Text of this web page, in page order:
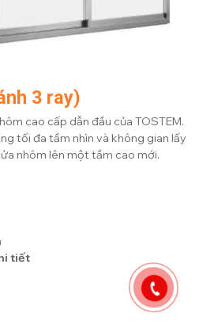
3 ray)
cao cấp dẫn đầu của TOSTEM.
tối đa tầm nhìn và không gian lấy
nhôm lên một tầm cao mới.
tiết